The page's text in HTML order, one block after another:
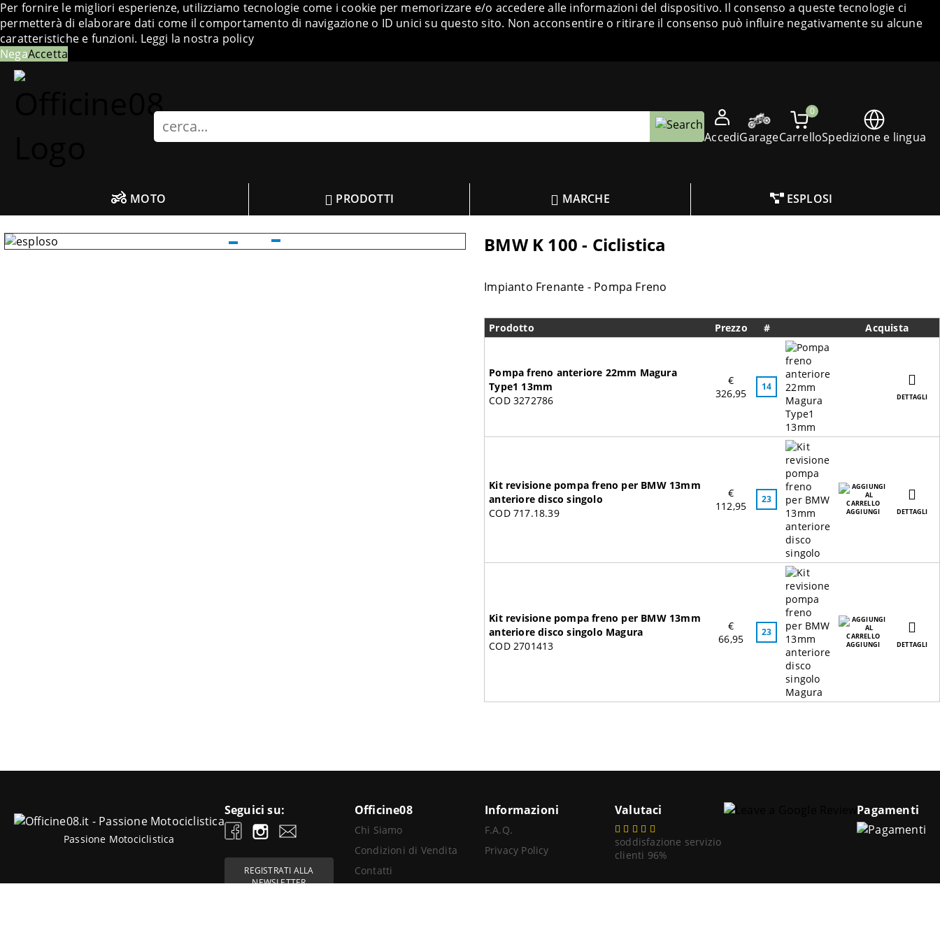
Per fornire le migliori esperienze, utilizziamo tecnologie come i cookie per memorizzare e/o accedere alle informazioni del dispositivo. Il consenso a queste tecnologie ci
permetterà di elaborare dati come il comportamento di navigazione o ID unici su questo sito. Non acconsentire o ritirare il consenso può influire negativamente su alcune
caratteristiche e funzioni. Leggi la nostra policy
NegaAccetta
Search
AccediGarage
0
CarrelloSpedizione e lingua
MOTO PRODOTTI MARCHE ESPLOSI
BMW K 100 - Ciclistica
Impianto Frenante - Pompa Freno
Prodotto Prezzo # Acquista
Pompa freno anteriore 22mm Magura
Type1 13mm
COD 3272786
€
326,95
14
DETTAGLI
Kit revisione pompa freno per BMW 13mm
anteriore disco singolo
COD 717.18.39
€
112,95
23
AGGIUNGI DETTAGLI
Kit revisione pompa freno per BMW 13mm
anteriore disco singolo Magura
COD 2701413
€
66,95
23
AGGIUNGI DETTAGLI
Passione Motociclistica
Seguici su:
REGISTRATI ALLA
NEWSLETTER
Officine08
Chi Siamo
Condizioni di Vendita
Contatti
Informazioni
F.A.Q.
Privacy Policy
Valutaci
soddisfazione servizio
clienti 96%
Pagamenti